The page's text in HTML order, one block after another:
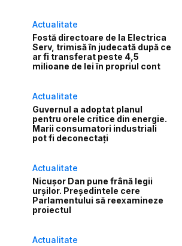
Actualitate
Fostă directoare de la Electrica
Serv, trimisă în judecată după ce
ar fi transferat peste 4,5
milioane de lei în propriul cont
Actualitate
Guvernul a adoptat planul
pentru orele critice din energie.
Marii consumatori industriali
pot fi deconectați
Actualitate
Nicușor Dan pune frână legii
urșilor. Președintele cere
Parlamentului să reexamineze
proiectul
Actualitate